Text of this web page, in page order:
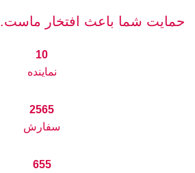
حمایت شما باعث افتخار ماست.
10
نماینده
2565
سفارش
655